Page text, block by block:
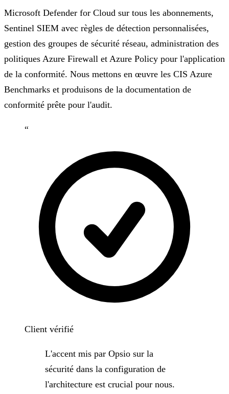
Microsoft Defender for Cloud sur tous les abonnements,
Sentinel SIEM avec règles de détection personnalisées,
gestion des groupes de sécurité réseau, administration des
politiques Azure Firewall et Azure Policy pour l'application
de la conformité. Nous mettons en œuvre les CIS Azure
Benchmarks et produisons de la documentation de
conformité prête pour l'audit.
“
Client vérifié
L'accent mis par Opsio sur la
sécurité dans la configuration de
l'architecture est crucial pour nous.